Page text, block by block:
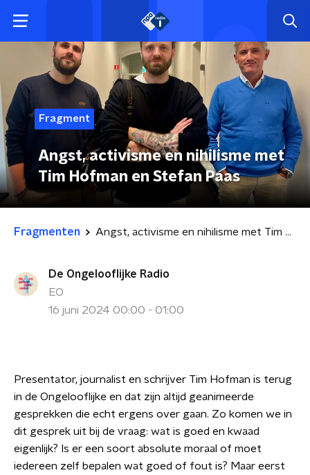
Fragment
Angst, activisme en nihilisme met
Tim Hofman en Stefan Paas
Fragmenten Angst, activisme en nihilisme met Tim Hofman en Stefan Paas
De Ongelooflijke Radio
EO
16 juni 2024 00:00 - 01:00
Presentator, journalist en schrijver Tim Hofman is terug
in de Ongelooflijke en dat zijn altijd geanimeerde
gesprekken die echt ergens over gaan. Zo komen we in
dit gesprek uit bij de vraag: wat is goed en kwaad
eigenlijk? Is er een soort absolute moraal of moet
iedereen zelf bepalen wat goed of fout is? Maar eerst